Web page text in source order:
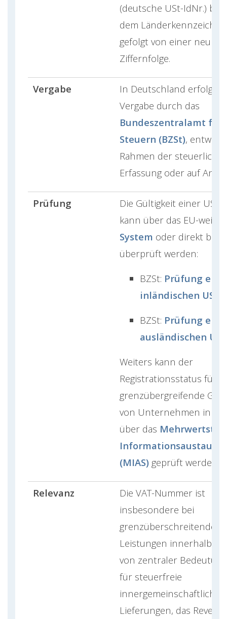
(deutsche USt-IdNr.)
dem Länderkennzeichen
gefolgt von einer
Ziffernfolge.
Vergabe
In Deutschland erfolgt
Vergabe durch das
Bundeszentralamt für
Steuern (BZSt),
Rahmen der
Erfassung oder auf
Prüfung
Die Gültigkeit einer USt-
kann über das EU-weite
System oder direkt
überprüft werden:
BZSt: Prüfung
inländischen USt-
BZSt: Prüfung
ausländischen
Weiters kann der
Registrationsstatus für
grenzübergreifende
von Unternehmen in
über das
(MIAS) geprüft werden.
Relevanz
Die VAT-Nummer ist
insbesondere bei
grenzüberschreitenden
Leistungen innerhalb
von zentraler
für steuerfreie
innergemeinschaftliche
Lieferungen, das